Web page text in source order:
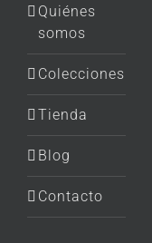
Quiénes
somos
Colecciones
Tienda
Blog
Contacto